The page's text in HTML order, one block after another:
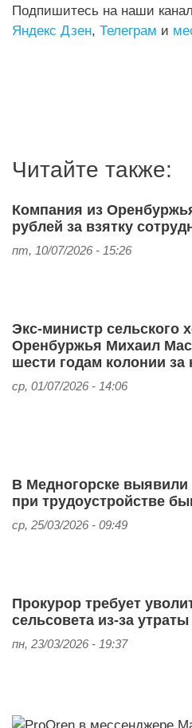
Подпишитесь на наши
Яндекс Дзен, Телеграм и
Читайте также:
Компания из
рублей за взятку
пт, 10/07/2026 - 15:26
Экс-министр сельского
Оренбуржья Михаил
шести годам колонии за
ср, 01/07/2026 - 14:06
В Медногорске выявили
при трудоустройстве
ср, 25/03/2026 - 09:49
Прокурор требует
сельсовета из-за
пн, 23/03/2026 - 19:37